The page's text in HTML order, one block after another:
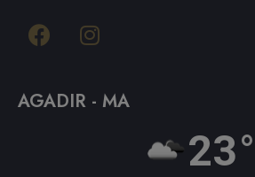
AGADIR - MA
23°